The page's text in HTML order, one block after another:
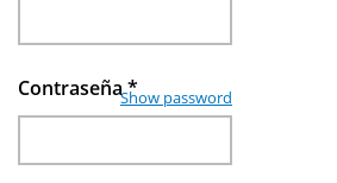
Contraseña*
Show password